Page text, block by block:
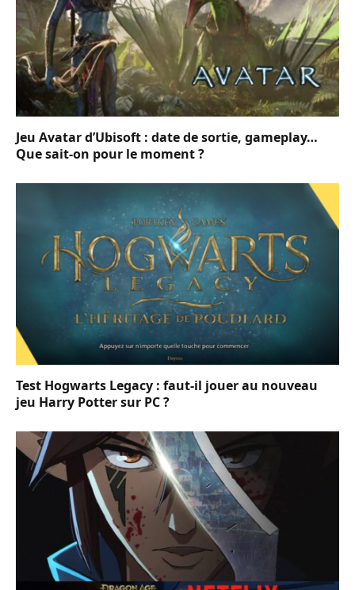
Jeu Avatar d’Ubisoft : date de sortie, gameplay…
Que sait-on pour le moment ?
Test Hogwarts Legacy : faut-il jouer au nouveau
jeu Harry Potter sur PC ?